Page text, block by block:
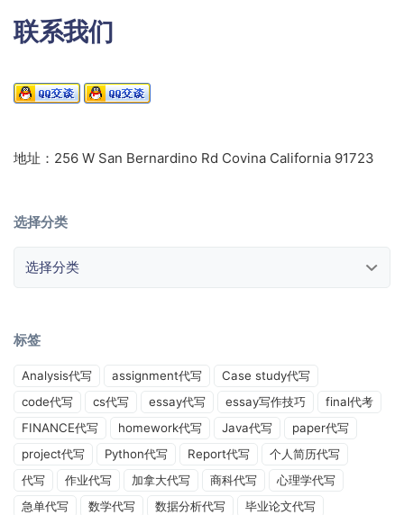
联系我们
地址：256 W San Bernardino Rd Covina California 91723
选择分类
标签
Analysis代写 assignment代写
Case study代写
code代写
cs代写 essay代写 essay写作技巧
final代考
FINANCE代写
homework代写 Java代写
paper代写
project代写
Python代写 Report代写
个人简历代写
代写
作业代写 加拿大代写 商科代写
心理学代写
急单代写
数学代写 数据分析代写
毕业论文代写